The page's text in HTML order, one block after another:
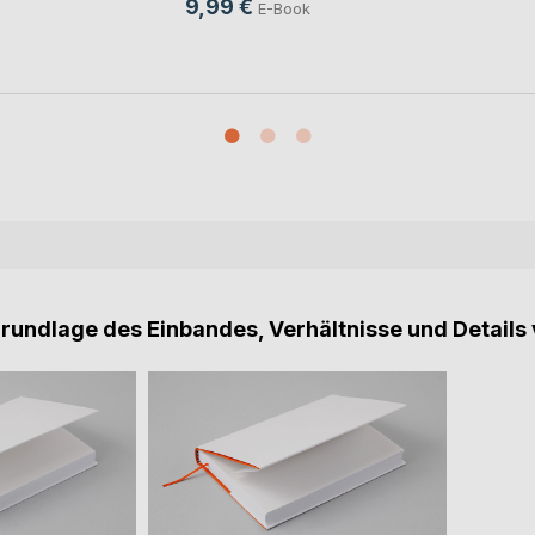
9,99 € E-Book
des Einbandes, Verhältnisse und